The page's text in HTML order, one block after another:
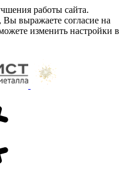
работы сайта.
Вы выражаете согласие на
изменить настройки в